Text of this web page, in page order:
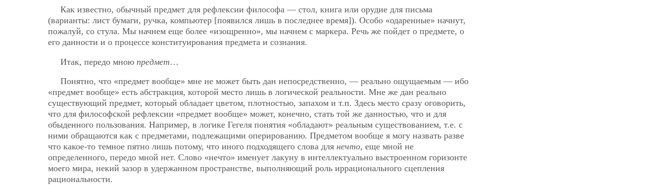
Как известно, обычный предмет для рефлексии философа — стол, книга или орудие для письма
(варианты: лист бумаги, ручка, компьютер [появился лишь в последнее время]). Особо «одаренные» начнут,
пожалуй, со стула. Мы начнем еще более «изощренно», мы начнем с маркера. Речь же пойдет о предмете, о
его данности и о процессе конституирования предмета и сознания.
Итак, передо мною предмет…
Понятно, что «предмет вообще» мне не может быть дан непосредственно, — реально ощущаемым — ибо
«предмет вообще» есть абстракция, которой место лишь в логической реальности. Мне же дан реально
существующий предмет, который обладает цветом, плотностью, запахом и т.п. Здесь место сразу оговорить,
что для философской рефлексии «предмет вообще» может, конечно, стать той же данностью, что и для
обыденного пользования. Например, в логике Гегеля понятия «обладают» реальным существованием, т.е. с
ними обращаются как с предметами, подлежащими оперированию. Предметом вообще я могу назвать разве
что какое-то темное пятно лишь потому, что иного подходящего слова для нечто, еще мной не
определенного, передо мной нет. Слово «нечто» именует лакуну в интеллектуально выстроенном горизонте
моего мира, некий зазор в удержанном пространстве, выполняющий роль иррационального сцепления
рациональности.